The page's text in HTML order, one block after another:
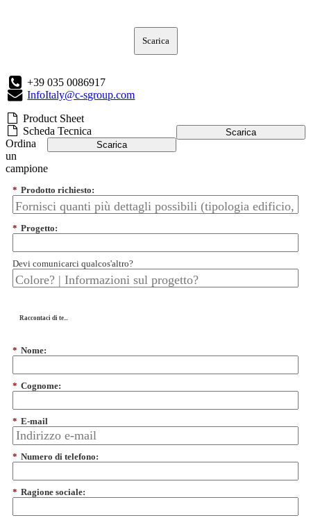
Scarica
+39 035 0086917
InfoItaly@c-sgroup.com
Product Sheet
Scarica
Scheda Tecnica
Scarica
Ordina
un
campione
* Prodotto richiesto:
* Progetto:
Devi comunicarci qualcos'altro?
Raccontaci di te...
* Nome:
* Cognome:
* E-mail
* Numero di telefono:
* Ragione sociale: